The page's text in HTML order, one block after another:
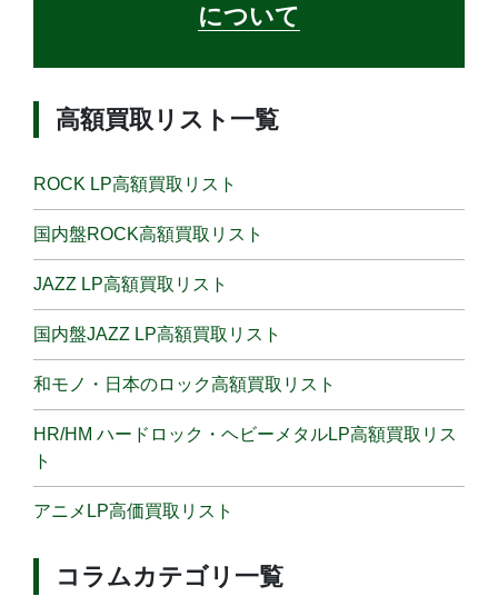
について
高額買取リスト一覧
ROCK LP高額買取リスト
国内盤ROCK高額買取リスト
JAZZ LP高額買取リスト
国内盤JAZZ LP高額買取リスト
和モノ・日本のロック高額買取リスト
HR/HM ハードロック・ヘビーメタルLP高額買取リス
ト
アニメLP高価買取リスト
コラムカテゴリ一覧